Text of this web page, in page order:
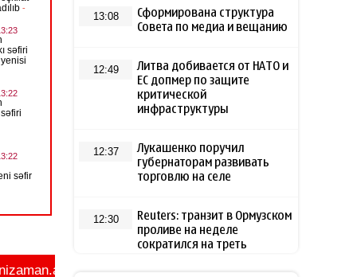
13:08
Сформирована структура
Совета по медиа и вещанию
12:49
Литва добивается от НАТО и
ЕС допмер по защите
критической
инфраструктуры
12:37
Лукашенко поручил
губернаторам развивать
торговлю на селе
12:30
Reuters: транзит в Ормузском
проливе на неделе
сократился на треть